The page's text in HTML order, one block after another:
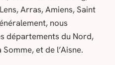
Arras, Amiens, Saint
nous
départements du Nord,
et de l’Aisne.